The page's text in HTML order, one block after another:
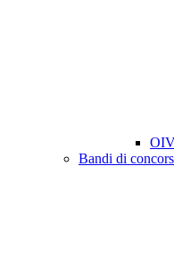
Bandi di